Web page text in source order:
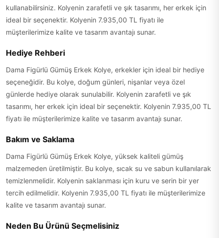
kullanabilirsiniz. Kolyenin zarafetli ve şık tasarımı, her erkek için
ideal bir seçenektir. Kolyenin 7.935,00 TL fiyatı ile
müşterilerimize kalite ve tasarım avantajı sunar.
Hediye Rehberi
Dama Figürlü Gümüş Erkek Kolye, erkekler için ideal bir hediye
seçeneğidir. Bu kolye, doğum günleri, nişanlar veya özel
günlerde hediye olarak sunulabilir. Kolyenin zarafetli ve şık
tasarımı, her erkek için ideal bir seçenektir. Kolyenin 7.935,00 TL
fiyatı ile müşterilerimize kalite ve tasarım avantajı sunar.
Bakım ve Saklama
Dama Figürlü Gümüş Erkek Kolye, yüksek kaliteli gümüş
malzemeden üretilmiştir. Bu kolye, sıcak su ve sabun kullanılarak
temizlenmelidir. Kolyenin saklanması için kuru ve serin bir yer
tercih edilmelidir. Kolyenin 7.935,00 TL fiyatı ile müşterilerimize
kalite ve tasarım avantajı sunar.
Neden Bu Ürünü Seçmelisiniz